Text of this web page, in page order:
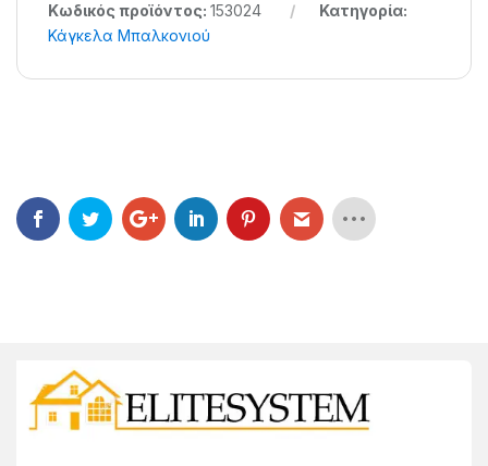
Κωδικός προϊόντος: 153024
Κατηγορία:
Κάγκελα Μπαλκονιού